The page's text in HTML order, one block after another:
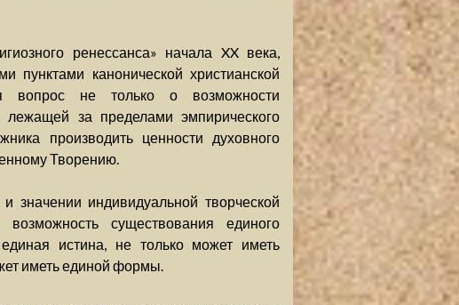
ренессанса» начала XX века,
пунктами канонической христианской
вопрос не только о возможности
лежащей за пределами эмпирического
производить ценности духовного
Творению.
значении индивидуальной творческой
возможность существования единого
истина, не только может иметь
иметь единой формы.